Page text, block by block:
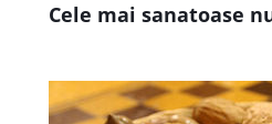
Cele mai sanatoase